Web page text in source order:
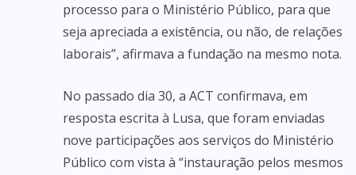
processo para o Ministério Público, para que
seja apreciada a existência, ou não, de relações
laborais”, afirmava a fundação na mesmo nota.
No passado dia 30, a ACT confirmava, em
resposta escrita à Lusa, que foram enviadas
nove participações aos serviços do Ministério
Público com vista à “instauração pelos mesmos